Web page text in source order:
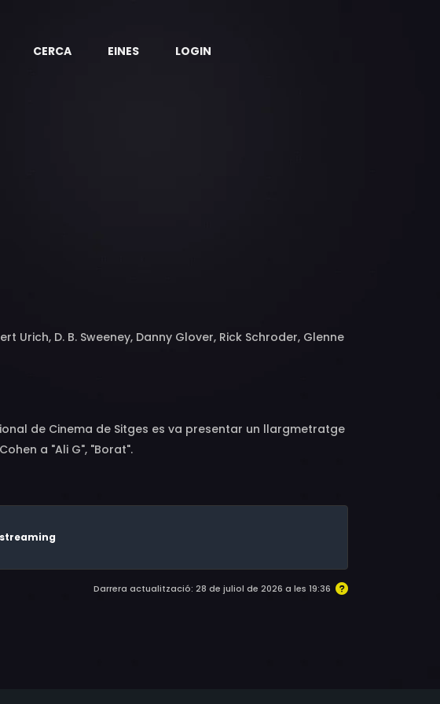
CERCA EINES LOGIN
Urich, D. B. Sweeney, Danny Glover, Rick Schroder, Glenne
Barry Corbin, Chris Cooper, William Sanderson,
Coffin, Travis Swords, Kevin O'Morrison, Ron Weyand,
de Cinema de Sitges es va presentar un llargmetratge
a "Ali G", "Borat".
Darrera actualització: 28 de juliol de 2026 a les 19:36